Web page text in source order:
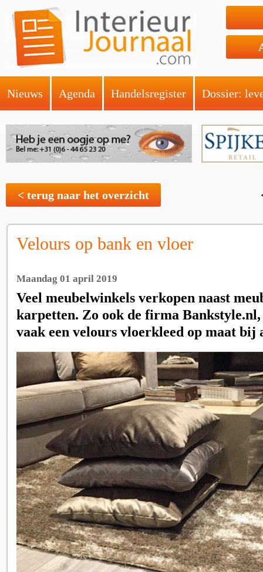
Nieuws Agenda Handelsregister Dossier:
< terug naar het overzicht
Velours op bank en vloer
Maandag 01 april 2019
Veel meubelwinkels verkopen naast
karpetten. Zo ook de firma
vaak een velours vloerkleed op maat bij